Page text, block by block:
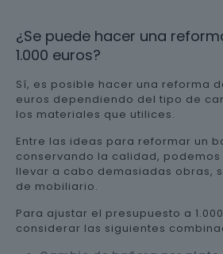
¿Se puede hacer una
1.000 euros?
Sí, es posible hacer una reforma
euros dependiendo del tipo de
los materiales que utilices.
Entre las ideas para reformar un
conservando la calidad,
llevar a cabo demasiadas obras,
de mobiliario.
Para ajustar el presupuesto a
considerar las siguientes